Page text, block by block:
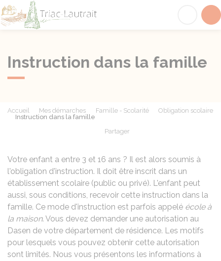
Instruction dans la famille
Accueil Mes démarches Famille - Scolarité
Obligation scolaire
Instruction dans la famille
Partager
Votre enfant a entre 3 et 16 ans ? Il est alors soumis à
l'obligation d'instruction. Il doit être inscrit dans un
établissement scolaire (public ou privé). L'enfant peut
aussi, sous conditions, recevoir cette instruction dans la
famille. Ce mode d'instruction est parfois appelé école à
la maison. Vous devez demander une autorisation au
Dasen de votre département de résidence. Les motifs
pour lesquels vous pouvez obtenir cette autorisation
sont limités. Nous vous présentons les informations à